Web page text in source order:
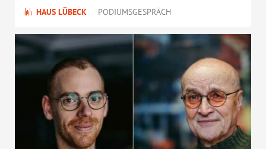
HAUS LÜBECK PODIUMSGESPRÄCH